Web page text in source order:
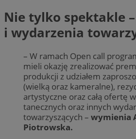
Nie tylko spektakle
i wydarzenia
– W ramach Open call
mieli okazję zrealizować
produkcji z udziałem
(wielką oraz kameralne),
artystyczne oraz całą ofertę
tanecznych oraz innych
towarzyszących – wymienia
Piotrowska.